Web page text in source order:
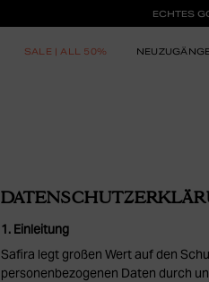
ECHTES
SALE | ALL 50% NEUZUGÄNGE
1. Einleitung
Safira legt großen Wert auf den
personenbezogenen Daten durch